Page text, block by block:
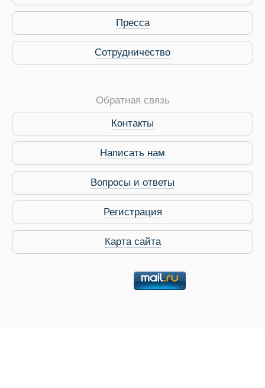
Пресса
Сотрудничество
Обратная связь
Контакты
Написать нам
Вопросы и ответы
Регистрация
Карта сайта